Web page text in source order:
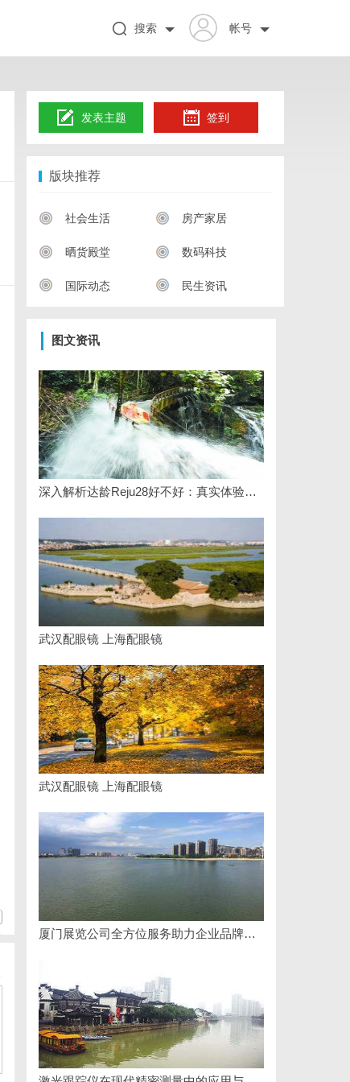
帐号
搜索
发表主题 签到
版块推荐
社会生活 房产家居
晒货殿堂 数码科技
国际动态 民生资讯
图文资讯
深入解析达龄Reju28好不好：真实体验与专业评测全方位揭秘
武汉配眼镜 上海配眼镜
武汉配眼镜 上海配眼镜
厦门展览公司全方位服务助力企业品牌打造与市场开拓